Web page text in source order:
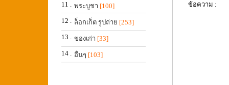
11 . พระบูชา [100]
12 . ล็อกเก็ต รูปถ่าย [253]
13 . ของเก่า [33]
14 . อื่นๆ [103]
ข้อความ :